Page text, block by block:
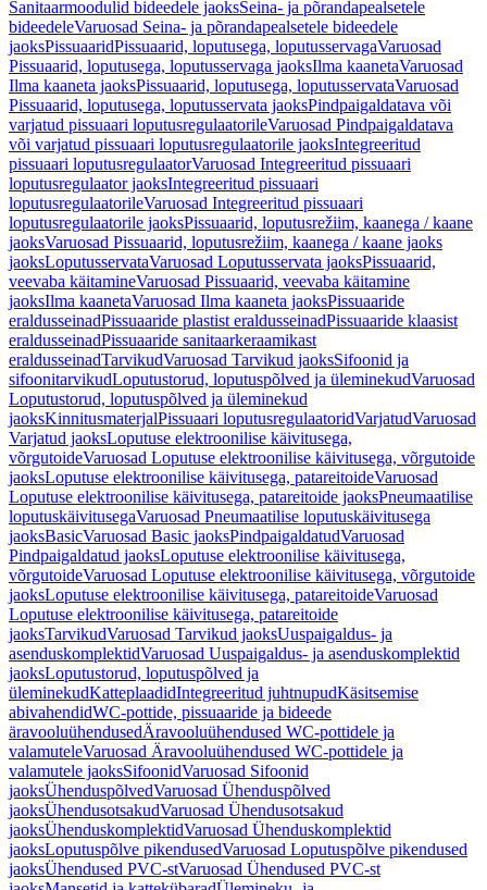
Sanitaarmoodulid bideedele jaoksSeina- ja põrandapealsetele
bideedeleVaruosad Seina- ja põrandapealsetele bideedele
jaoksPissuaaridPissuaarid, loputusega, loputusservagaVaruosad
Pissuaarid, loputusega, loputusservaga jaoksIlma kaanetaVaruosad
Ilma kaaneta jaoksPissuaarid, loputusega, loputusservataVaruosad
Pissuaarid, loputusega, loputusservata jaoksPindpaigaldatava või
varjatud pissuaari loputusregulaatorileVaruosad Pindpaigaldatava
või varjatud pissuaari loputusregulaatorile jaoksIntegreeritud
pissuaari loputusregulaatorVaruosad Integreeritud pissuaari
loputusregulaator jaoksIntegreeritud pissuaari
loputusregulaatorileVaruosad Integreeritud pissuaari
loputusregulaatorile jaoksPissuaarid, loputusrežiim, kaanega / kaane
jaoksVaruosad Pissuaarid, loputusrežiim, kaanega / kaane jaoks
jaoksLoputusservataVaruosad Loputusservata jaoksPissuaarid,
veevaba käitamineVaruosad Pissuaarid, veevaba käitamine
jaoksIlma kaanetaVaruosad Ilma kaaneta jaoksPissuaaride
eraldusseinadPissuaaride plastist eraldusseinadPissuaaride klaasist
eraldusseinadPissuaaride sanitaarkeraamikast
eraldusseinadTarvikudVaruosad Tarvikud jaoksSifoonid ja
sifoonitarvikudLoputustorud, loputuspõlved ja üleminekudVaruosad
Loputustorud, loputuspõlved ja üleminekud
jaoksKinnitusmaterjalPissuaari loputusregulaatoridVarjatudVaruosad
Varjatud jaoksLoputuse elektroonilise käivitusega,
võrgutoideVaruosad Loputuse elektroonilise käivitusega, võrgutoide
jaoksLoputuse elektroonilise käivitusega, patareitoideVaruosad
Loputuse elektroonilise käivitusega, patareitoide jaoksPneumaatilise
loputuskäivitusegaVaruosad Pneumaatilise loputuskäivitusega
jaoksBasicVaruosad Basic jaoksPindpaigaldatudVaruosad
Pindpaigaldatud jaoksLoputuse elektroonilise käivitusega,
võrgutoideVaruosad Loputuse elektroonilise käivitusega, võrgutoide
jaoksLoputuse elektroonilise käivitusega, patareitoideVaruosad
Loputuse elektroonilise käivitusega, patareitoide
jaoksTarvikudVaruosad Tarvikud jaoksUuspaigaldus- ja
asenduskomplektidVaruosad Uuspaigaldus- ja asenduskomplektid
jaoksLoputustorud, loputuspõlved ja
üleminekudKatteplaadidIntegreeritud juhtnupudKäsitsemise
abivahendidWC-pottide, pissuaaride ja bideede
äravooluühendusedÄravooluühendused WC-pottidele ja
valamuteleVaruosad Äravooluühendused WC-pottidele ja
valamutele jaoksSifoonidVaruosad Sifoonid
jaoksÜhenduspõlvedVaruosad Ühenduspõlved
jaoksÜhendusotsakudVaruosad Ühendusotsakud
jaoksÜhenduskomplektidVaruosad Ühenduskomplektid
jaoksLoputuspõlve pikendusedVaruosad Loputuspõlve pikendused
jaoksÜhendused PVC-stVaruosad Ühendused PVC-st